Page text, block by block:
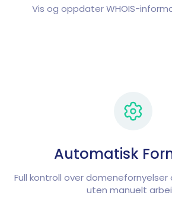
Vis og oppdater WHOIS-
Automatisk
Full kontroll over
uten manuelt